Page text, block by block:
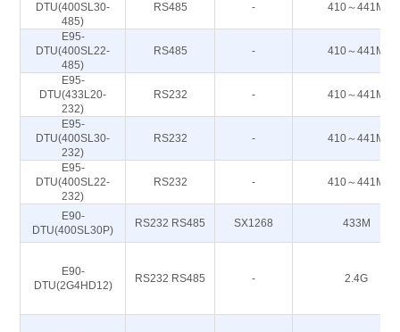
DTU(400SL30-
485)
RS485 - 410～441M
E95-
DTU(400SL22-
485)
RS485 - 410～441M
E95-
DTU(433L20-
232)
RS232 - 410～441M
E95-
DTU(400SL30-
232)
RS232 - 410～441M
E95-
DTU(400SL22-
232)
RS232 - 410～441M
E90-
DTU(400SL30P)
RS232 RS485 SX1268 433M
E90-
DTU(2G4HD12)
RS232 RS485 - 2.4G